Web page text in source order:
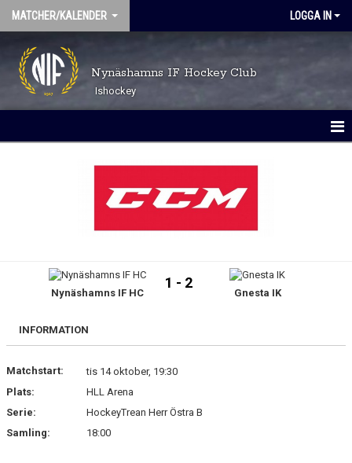
MATCHER/KALENDER LOGGA IN
Nynäshamns IF Hockey Club
Ishockey
Nynäshamns IF HC
1 - 2
Gnesta IK
INFORMATION
Matchstart:
tis 14 oktober, 19:30
Plats:
HLL Arena
Serie:
HockeyTrean Herr Östra B
Samling:
18:00